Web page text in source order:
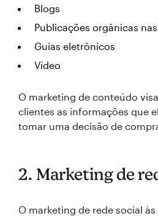
Blogs
Publicações orgânicas
Guias eletrônicos
Vídeo
O marketing de conteúdo
clientes as informações que
tomar uma decisão de
2. Marketing de
O marketing de rede social